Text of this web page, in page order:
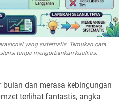
yang sistematis. Temukan cara
tanpa mengorbankan kualitas.
dan merasa kebingungan
terlihat fantastis, angka